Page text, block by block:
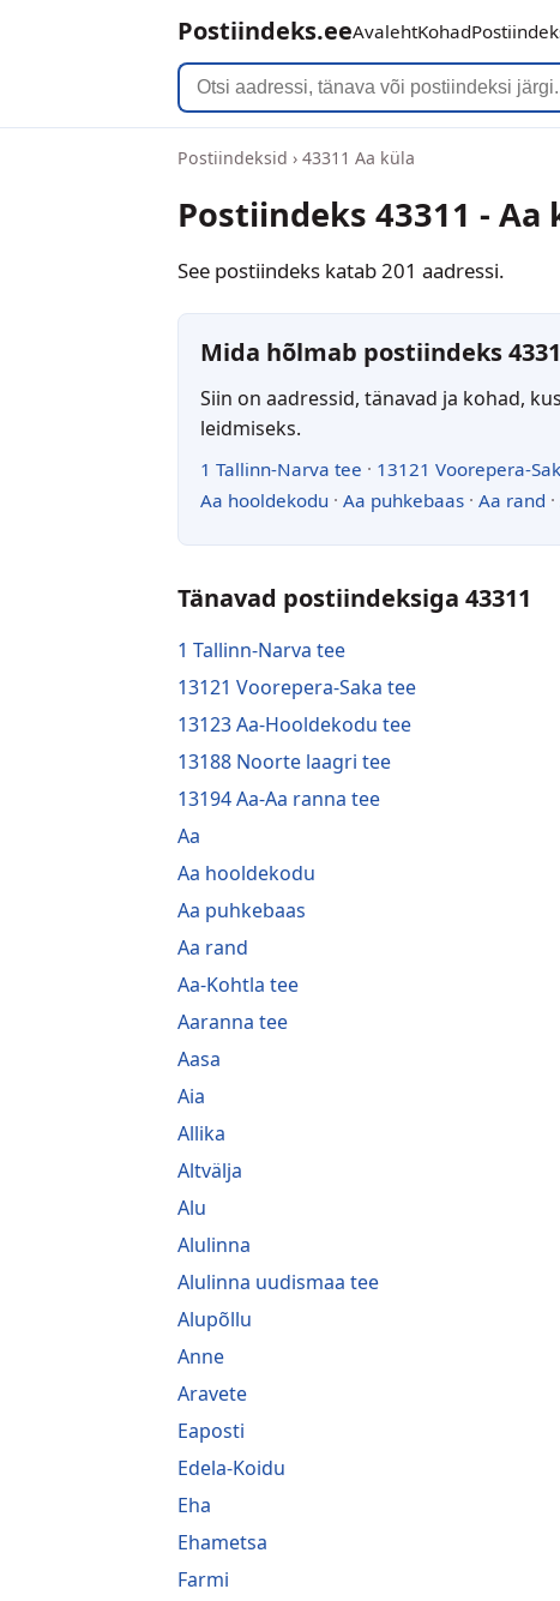
Postiindeks.eeAvalehtKohad
Postiindeksid › 43311 Aa küla
Postiindeks 43311 - Aa
See postiindeks katab 201 aadressi.
Mida hõlmab postiindeks
Siin on aadressid, tänavad ja kohad,
leidmiseks.
1 Tallinn-Narva tee · 13121 Voorepera-
Aa hooldekodu · Aa puhkebaas · Aa rand ·
Tänavad postiindeksiga 43311
1 Tallinn-Narva tee
13121 Voorepera-Saka tee
13123 Aa-Hooldekodu tee
13188 Noorte laagri tee
13194 Aa-Aa ranna tee
Aa
Aa hooldekodu
Aa puhkebaas
Aa rand
Aa-Kohtla tee
Aaranna tee
Aasa
Aia
Allika
Altvälja
Alu
Alulinna
Alulinna uudismaa tee
Alupõllu
Anne
Aravete
Eaposti
Edela-Koidu
Eha
Ehametsa
Farmi